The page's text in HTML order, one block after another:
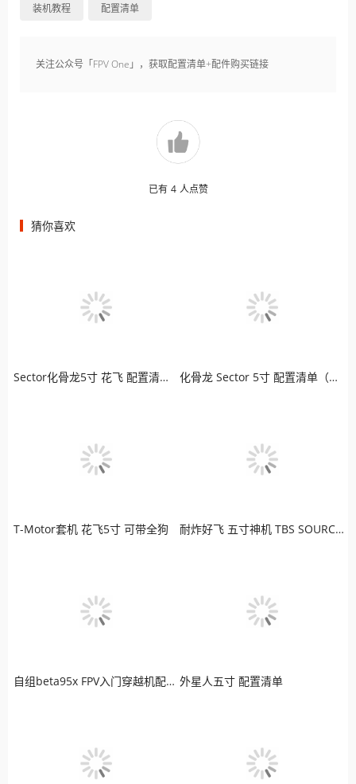
装机教程 配置清单
关注公众号「FPV One」，获取配置清单+配件购买链接
已有 4 人点赞
猜你喜欢
Sector化骨龙5寸 花飞 配置清单（模拟版） 化骨龙 Sector 5寸 配置清单（高清版）
T-Motor套机 花飞5寸 可带全狗 耐炸好飞 五寸神机 TBS SOURCE ONE 老司机最爱
自组beta95x FPV入门穿越机配置清单 外星人五寸 配置清单